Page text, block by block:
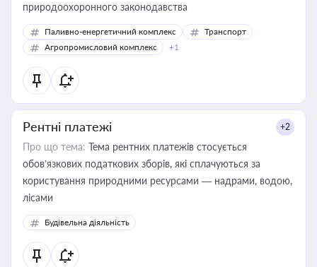
природоохоронного законодавства
Паливно-енергетичний комплекс
Транспорт
Агропромисловий комплекс
+1
Рентні платежі +2
Про що тема: Тема рентних платежів стосується
обов’язкових податкових зборів, які сплачуються за
користування природними ресурсами — надрами, водою,
лісами
Будівельна діяльність